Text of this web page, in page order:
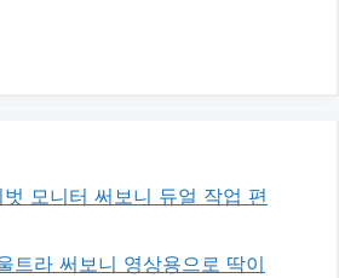
모니터 써보니 듀얼 작업 편
트라 써보니 영상용으로 딱이